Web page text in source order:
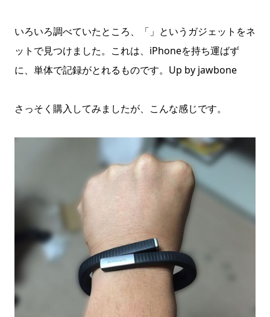
いろいろ調べていたところ、「」というガジェットをネ
ットで見つけました。これは、iPhoneを持ち運ばず
に、単体で記録がとれるものです。 Up by jawbone
さっそく購入してみましたが、こんな感じです。